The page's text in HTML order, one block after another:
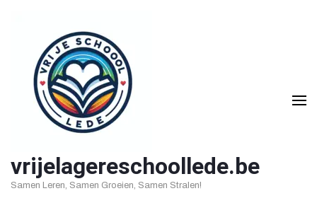
inhoud
vrijelagereschoollede.be
Samen Leren, Samen Groeien, Samen Stralen!